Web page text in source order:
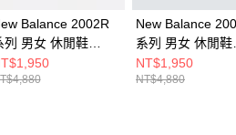
Balance 2002R
列 男女 休閒鞋
D
New Balance
系列 男女 休閒鞋
M2002REM-D
NT$1,950
NT$4,880